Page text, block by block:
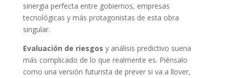
sinergia perfecta entre gobiernos, empresas
tecnológicas y más protagonistas de esta obra
singular.
Evaluación de riesgos y análisis predictivo suena
más complicado de lo que realmente es. Piénsalo
como una versión futurista de prever si va a llover,